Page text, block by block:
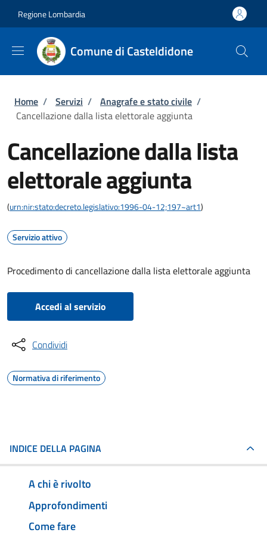
Regione Lombardia
Comune di Casteldidone
Briciole di pane
Home / Servizi / Anagrafe e stato civile /
Cancellazione dalla lista elettorale aggiunta
Cancellazione dalla lista
elettorale aggiunta
(urn:nir:stato:decreto.legislativo:1996-04-12;197~art1)
Servizio attivo
Procedimento di cancellazione dalla lista elettorale aggiunta
Accedi al servizio
Condividi
Normativa di riferimento
INDICE DELLA PAGINA
A chi è rivolto
Approfondimenti
Come fare